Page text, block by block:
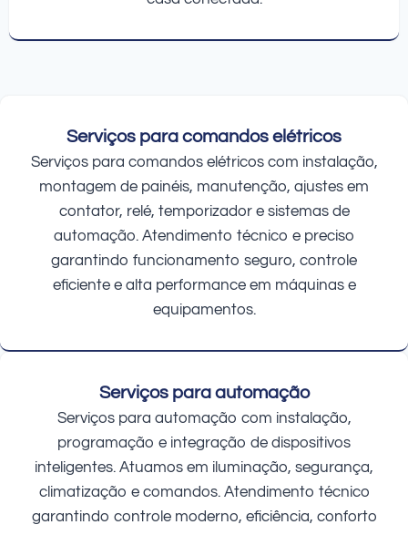
Serviços para comandos elétricos
Serviços para comandos elétricos com instalação,
montagem de painéis, manutenção, ajustes em
contator, relé, temporizador e sistemas de
automação. Atendimento técnico e preciso
garantindo funcionamento seguro, controle
eficiente e alta performance em máquinas e
equipamentos.
Serviços para automação
Serviços para automação com instalação,
programação e integração de dispositivos
inteligentes. Atuamos em iluminação, segurança,
climatização e comandos. Atendimento técnico
garantindo controle moderno, eficiência, conforto